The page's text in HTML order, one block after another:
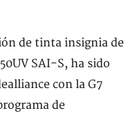
de tinta insignia de
SAI-S, ha sido
con la G7
de